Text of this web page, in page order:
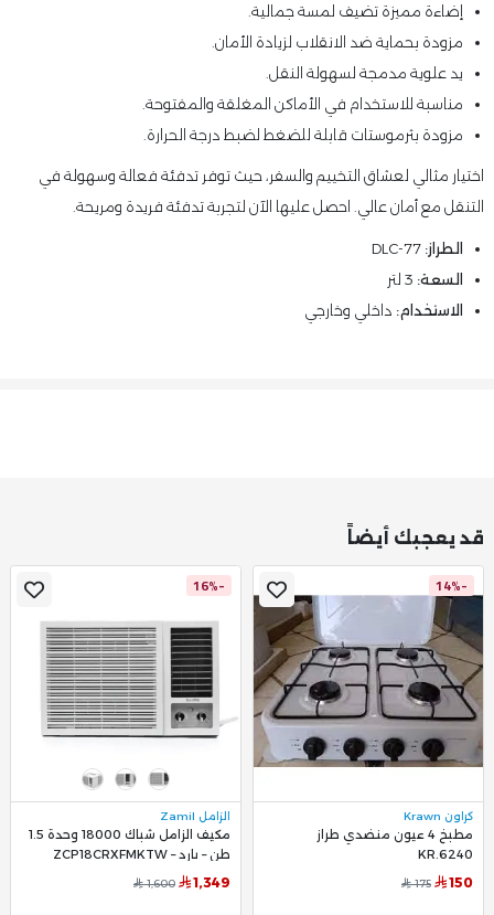
إضاءة مميزة تضيف لمسة جمالية.
مزودة بحماية ضد الانقلاب لزيادة الأمان.
يد علوية مدمجة لسهولة النقل.
مناسبة للاستخدام في الأماكن المغلقة والمفتوحة.
مزودة بثرموستات قابلة للضغط لضبط درجة الحرارة.
اختيار مثالي لعشاق التخييم والسفر، حيث توفر تدفئة فعالة وسهولة في
التنقل مع أمان عالي. احصل عليها الآن لتجربة تدفئة فريدة ومريحة.
الطراز: DLC-77
السعة:
الاستخدام: داخلي وخارجي
قد يعجبك أيضاً
-14%
كراون Krawn
مطبخ 4 عيون منضدي طراز
KR.6240
150
175
-16%
الزامل Zamil
مكيف الزامل شباك 18000 وحدة 1.5
طن – بارد – ZCP18CRXFMKTW
1,349
1,600